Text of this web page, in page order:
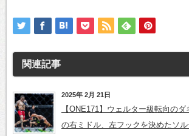
関連記事
2025年 2月 21日
【ONE171】ウェルター級転向の
の右ミドル、左フックを決めたソ